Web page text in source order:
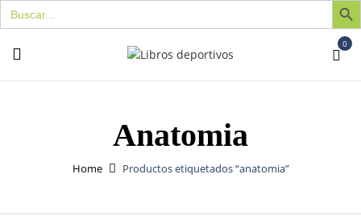
Buscar:
0
Anatomia
Home Productos etiquetados “anatomia”